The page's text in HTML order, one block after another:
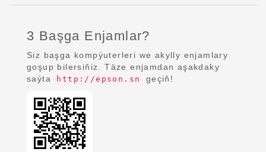
3 Başga Enjamlar?
Siz başga kompýuterleri we akylly enjamlary
goşup bilersiňiz. Täze enjamdan aşakdaky
saýta
http://epson.sn geçiň!